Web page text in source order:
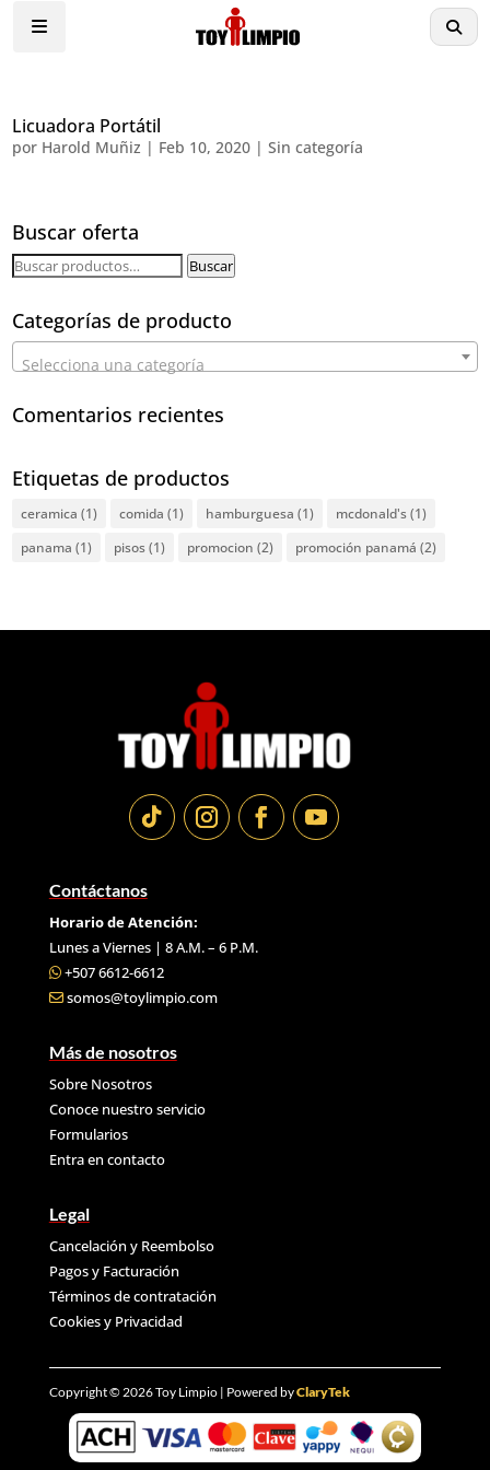
Licuadora Portátil
por Harold Muñiz | Feb 10, 2020 |Sin categoría
Buscar oferta
Buscar
Buscar
Categorías de producto
Selecciona una categoría
Comentarios recientes
Etiquetas de productos
ceramica (1) comida (1) hamburguesa (1) mcdonald's(1)
panama (1) pisos(1) promocion (2) promoción panamá (2)
Contáctanos
Horario de Atención:
Lunes a Viernes | 8 A.M. – 6 P.M.
+507 6612-6612
somos@toylimpio.com
Más de nosotros
Sobre Nosotros
Conoce nuestro servicio
Formularios
Entra en contacto
Legal
Cancelación y Reembolso
Pagos y Facturación
Términos de contratación
Cookies y Privacidad
Copyright © 2026 Toy Limpio | Powered byClaryTek